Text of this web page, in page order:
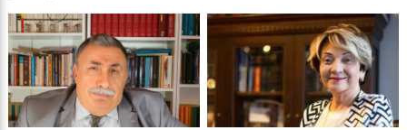
yazı konusu ve başlığı seçtim. Bu
yazının yazılma nedenini ve ilham
kaynağı oluşturan mektubu da en
sona sakladım. Çünkü kuşağımızın
rahat, güler yüzlü, neşeli, huzurlu,
ayrıştırmayan atmosferinden yaka
paça- ite kaka bir başka iklime
savrulduk. […]
iniş çıkışlar, yükseliş ve gerileyişler,
zafer ve yenilgiler hep vardır.
Yapılanları, yapılamayanları,
başarılanları, başarılamayanları,
karşılaştırmak ve mukayese etmek
kişiden kişiye ya da kişilik yapısına
ve duruşa göre değişir. Bu konuda
koşullar, engeller, süreç, […]